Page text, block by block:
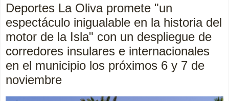
Deportes La Oliva promete "un
espectáculo inigualable en la historia del
motor de la Isla" con un despliegue de
corredores insulares e internacionales
en el municipio los próximos 6 y 7 de
noviembre